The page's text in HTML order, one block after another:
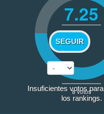
7.25
SEGUIR
8votos
Insuficientes votos
los rankings.